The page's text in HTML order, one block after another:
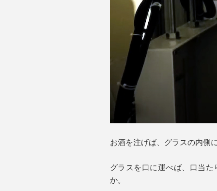
お酒を注げば、グラスの内側
グラスを口に運べば、口当
か。